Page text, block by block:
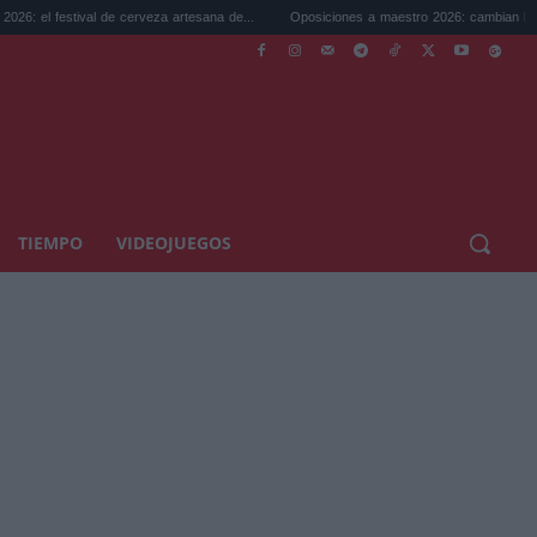
de cerveza artesana de... Oposiciones a maestro 2026: cambian la legislación...
TIEMPO VIDEOJUEGOS